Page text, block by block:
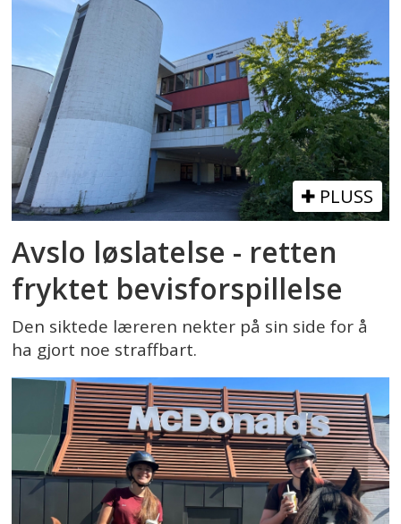
PLUSS
Avslo løslatelse - retten
fryktet bevisforspillelse
Den siktede læreren nekter på sin side for å
ha gjort noe straffbart.